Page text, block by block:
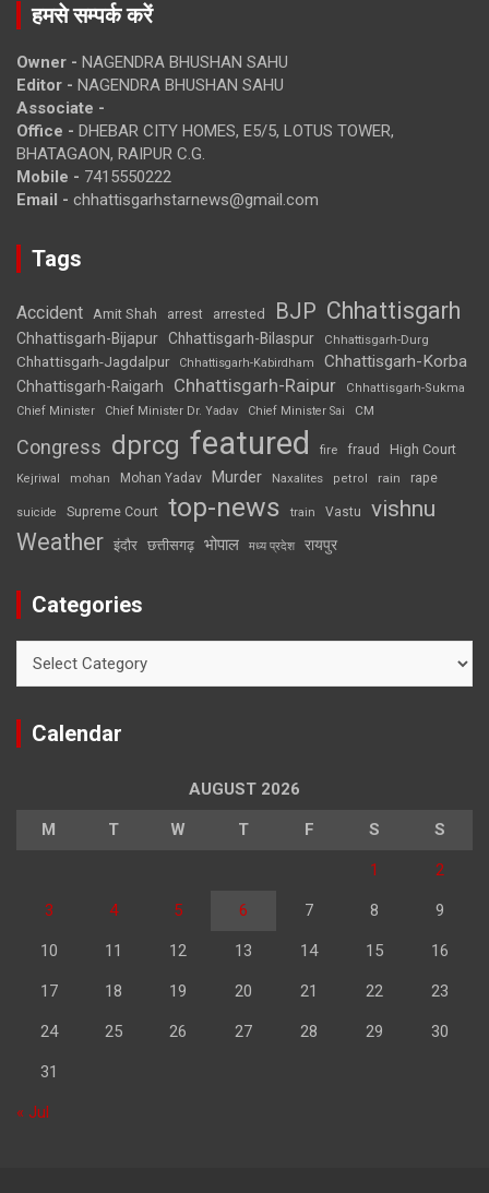
हमसे सम्पर्क करें
Owner - NAGENDRA BHUSHAN SAHU
Editor - NAGENDRA BHUSHAN SAHU
Associate -
Office - DHEBAR CITY HOMES, E5/5, LOTUS TOWER,
BHATAGAON, RAIPUR C.G.
Mobile - 7415550222
Email - chhattisgarhstarnews@gmail.com
Tags
Accident Amit Shah arrest arrested BJP Chhattisgarh
Chhattisgarh-Bijapur Chhattisgarh-Bilaspur Chhattisgarh-Durg
Chhattisgarh-Jagdalpur Chhattisgarh-Kabirdham Chhattisgarh-Korba
Chhattisgarh-Raigarh Chhattisgarh-Raipur
Chhattisgarh-Sukma
Chief Minister
Chief Minister Dr. Yadav Chief Minister Sai CM
Congress dprcg featured fire fraud High Court
Kejriwal mohan Mohan Yadav Murder Naxalites petrol rain rape
suicide Supreme Court top-news train Vastu vishnu
Weather इंदौर छत्तीसगढ़ भोपाल मध्य प्रदेश रायपुर
Categories
Calendar
AUGUST 2026
M T W T F S S
1 2
3 4 5 6 7 8 9
10 11 12 13 14 15 16
17 18 19 20 21 22 23
24 25 26 27 28 29 30
31
« Jul